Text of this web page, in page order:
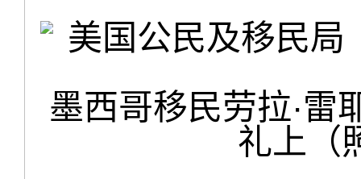
墨西哥移民劳拉·雷
礼上（